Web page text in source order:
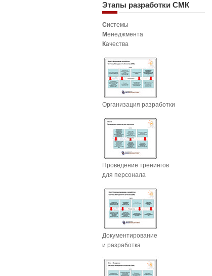
Этапы разработки СМК
Системы
Менеджмента
Качества
Организация разработки
Проведение тренингов
для персонала
Документирование
и разработка